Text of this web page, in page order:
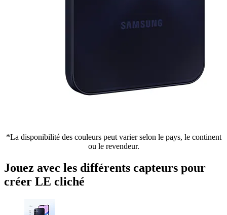
*La disponibilité des couleurs peut varier selon le pays, le continent
ou le revendeur.
Jouez avec les différents capteurs pour
créer LE cliché